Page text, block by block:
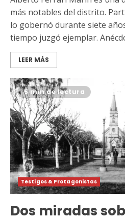
más notables del distrito.
lo gobernó durante siete
tiempo juzgó ejemplar.
LEER MÁS
5 min de lectura
Testigos & Protagonistas
Dos miradas